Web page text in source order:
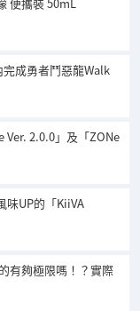
便攜裝 50mL
成勇者鬥惡龍Walk
Ver. 2.0.0」及「ZONe
味UP的「KiiVA
有夠極限嗎！？實際